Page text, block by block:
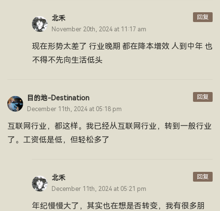
北禾
November 20th, 2024 at 11:17 am
现在形势太差了 行业晚期 都在降本增效 人到中年 也
不得不先向生活低头
回复
目的地-Destination
December 11th, 2024 at 05:18 pm
互联网行业，都这样。我已经从互联网行业，转到一般行业
了。工资低是低，但轻松多了
回复
北禾
December 11th, 2024 at 05:21 pm
年纪慢慢大了，其实也在想是否转变，我有很多朋
回复